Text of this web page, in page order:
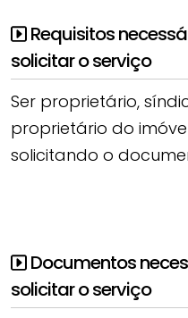
Requisitos
solicitar o serviço
Ser proprietário,
proprietário do
solicitando o
Documentos
solicitar o serviço